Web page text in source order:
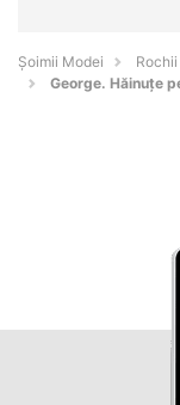
Șoimii Modei
George. Hăinuțe